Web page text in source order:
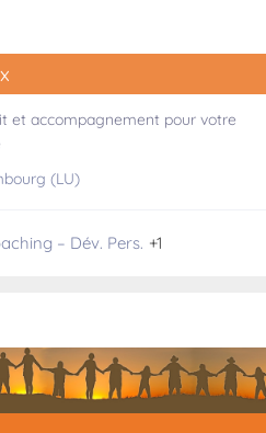
et accompagnement pour votre
(LU)
– Dév. Pers. +1